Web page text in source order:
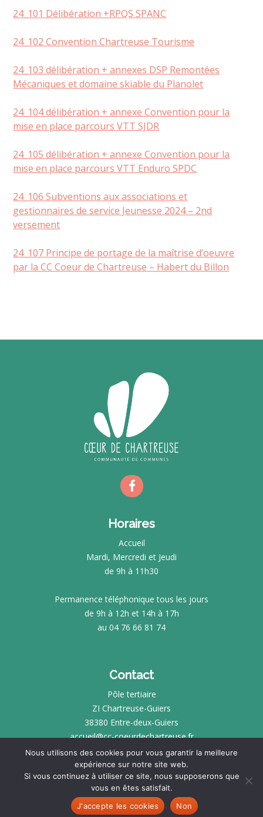
24_101 Délibération +RPQS SPANC
24_102 Convention Chartreuse Tourisme
24_103 délibération + annexes DSP Remontées
Mécaniques et domaine skiable du Planolet
24_104 délibération + annexe Convention pour la
mise en place parcours VTT SJDR
24_105 délibération + annexe Convention pour la
mise en place parcours VTT Enduro SPDC
24_106 Subventions aux associations et
gestionnaires de service Jeunesse 2024 – 2nd
versement
24_107 Principe de portage de la maîtrise d’oeuvre
par la CC Coeur de Chartreuse – Habert du Billon
Horaires
Accueil
Mardi, Mercredi et Jeudi
de 9h à 11h30
Permanence téléphonique tous les jours
de 9h à 12h et 14h à 17h
au 04 76 66 81 74
Contact
Pôle tertiaire
ZI Chartreuse-Guiers
38380 Entre-deux-Guiers
accueil@cc-coeurdechartreuse.fr
INTRANET
MENTIONS LÉGALES
SITE RÉALISÉ PAR
KOTÉ
Nous utilisons des cookies pour vous garantir la meilleure
expérience sur notre site web.
Si vous continuez à utiliser ce site, nous supposerons que
vous en êtes satisfait.
J'accepte les cookies
Non